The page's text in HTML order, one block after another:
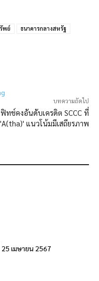
พย์
ธนาคารกลางสหรัฐ
บทความถัดไป
ฟิทช์คงอันดับเครดิต SCCC ที่
'A(tha)' แนวโน้มมีเสถียรภาพ
เมษายน 2567